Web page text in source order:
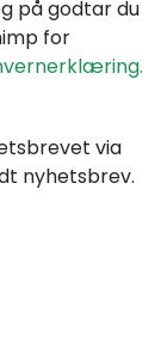
på godtar du
for
via
nyhetsbrev.